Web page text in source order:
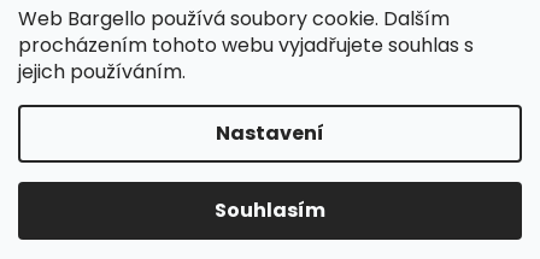
Web Bargello používá soubory cookie. Dalším
procházením tohoto webu vyjadřujete souhlas s
jejich používáním.
Nastavení
Souhlasím
Balíček Lesní med
Hodnocení produktu je 5 z 5 hvězdiček.
| Tatiana Bacikova
Vytvořil Shoptet
Bargello. Všechna práva vyhrazena.